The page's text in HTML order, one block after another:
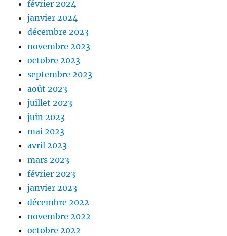
février 2024
janvier 2024
décembre 2023
novembre 2023
octobre 2023
septembre 2023
août 2023
juillet 2023
juin 2023
mai 2023
avril 2023
mars 2023
février 2023
janvier 2023
décembre 2022
novembre 2022
octobre 2022